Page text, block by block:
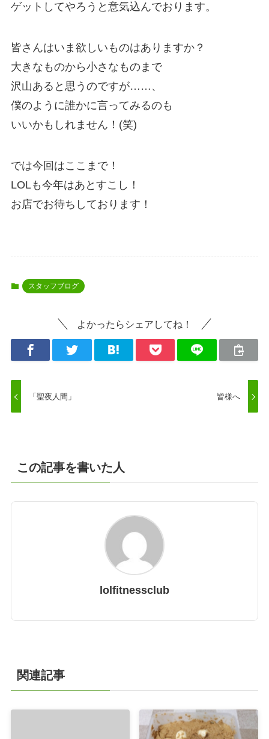
ゲットしてやろうと意気込んでおります。
皆さんはいま欲しいものはありますか？
大きなものから小さなものまで
沢山あると思うのですが……、
僕のように誰かに言ってみるのも
いいかもしれません！(笑)
では今回はここまで！
LOLも今年はあとすこし！
お店でお待ちしております！
スタッフブログ
よかったらシェアしてね！
「聖夜人間」 皆様へ
この記事を書いた人
lolfitnessclub
関連記事